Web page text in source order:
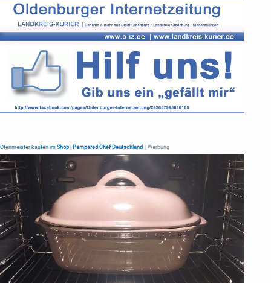
Ofenmeister kaufen im Shop | Pampered Chef Deutschland | Werbung